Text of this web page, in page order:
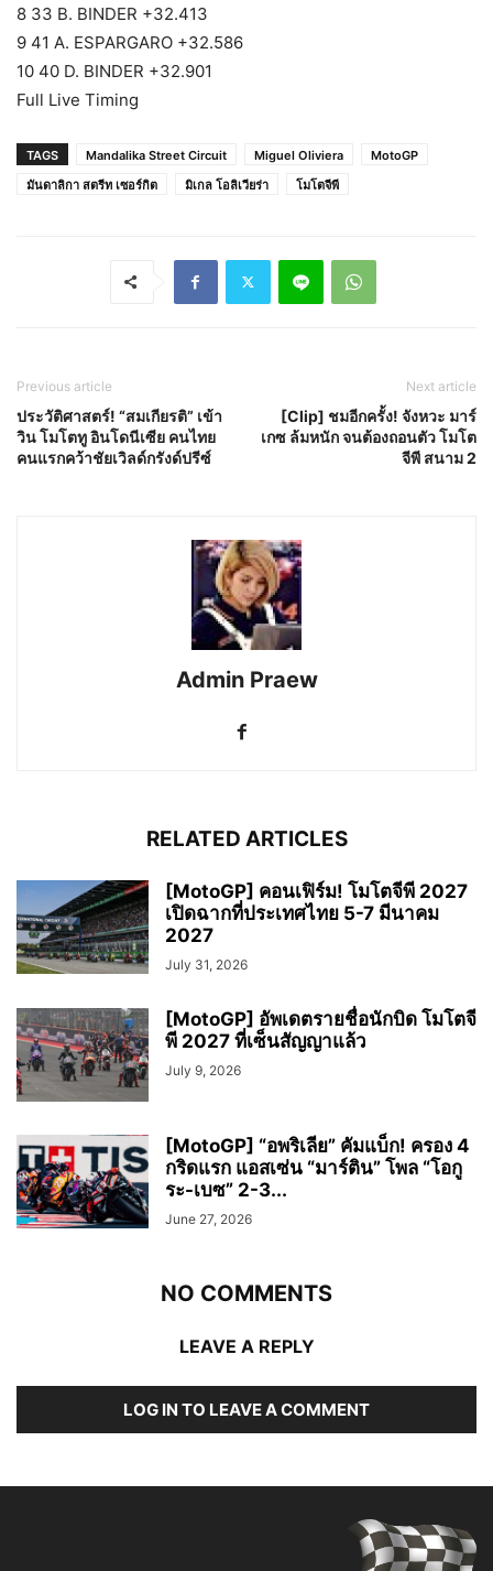
8 33 B. BINDER +32.413
9 41 A. ESPARGARO +32.586
10 40 D. BINDER +32.901
Full Live Timing
TAGS Mandalika Street Circuit Miguel Oliviera
MotoGP
มันดาลิกา สตรีท เซอร์กิต
มิเกล โอลิเวียร่า โมโตจีพี
Previous article
ประวัติศาสตร์! “สมเกียรติ” เข้า
วิน โมโตทู อินโดนีเซีย คนไทย
คนแรกคว้าชัยเวิลด์กรังด์ปรีซ์
Next article
[Clip] ชมอีกครั้ง! จังหวะ มาร์
เกซ ล้มหนัก จนต้องถอนตัว โมโต
จีพี สนาม 2
Admin Praew
RELATED ARTICLES
[MotoGP] คอนเฟิร์ม! โมโตจีพี 2027
เปิดฉากที่ประเทศไทย 5-7 มีนาคม
2027
July 31, 2026
[MotoGP] อัพเดตรายชื่อนักบิด โมโตจี
พี 2027 ที่เซ็นสัญญาแล้ว
July 9, 2026
[MotoGP] “อพริเลีย” คัมแบ็ก! ครอง 4
กริดแรก แอสเซ่น “มาร์ติน” โพล “โอกู
ระ-เบซ” 2-3...
June 27, 2026
NO COMMENTS
LEAVE A REPLY
LOG IN TO LEAVE A COMMENT